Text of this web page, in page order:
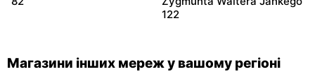
122
Магазини інших мереж у вашому регіоні